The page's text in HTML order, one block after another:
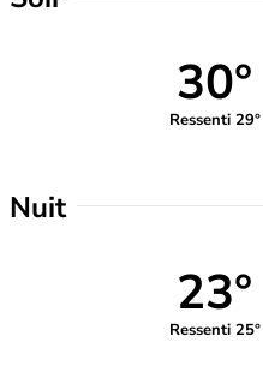
30°
Ressenti 29°
Nuit
23°
Ressenti 25°